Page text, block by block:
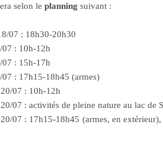
selon leplanning suivant :
07 : 18h30-20h30
07 : 10h-12h
07 : 15h-17h
07 : 17h15-18h45 (armes)
07 : 10h-12h
07 : activités de pleine nature au lac de
07 : 17h15-18h45 (armes, en